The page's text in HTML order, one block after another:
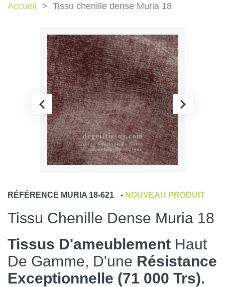
Accueil Tissu chenille dense Muria 18
RÉFÉRENCE MURIA 18-621 - NOUVEAU PRODUIT
Tissu Chenille Dense Muria 18
Tissus D'ameublement Haut
De Gamme, D'une Résistance
Exceptionnelle (71 000 Trs).